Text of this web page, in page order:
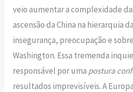
veio aumentar a complexidade
ascensão da China na hierarquia
insegurança, preocupação e
Washington. Essa tremenda
responsável por uma postura
resultados imprevisíveis. A